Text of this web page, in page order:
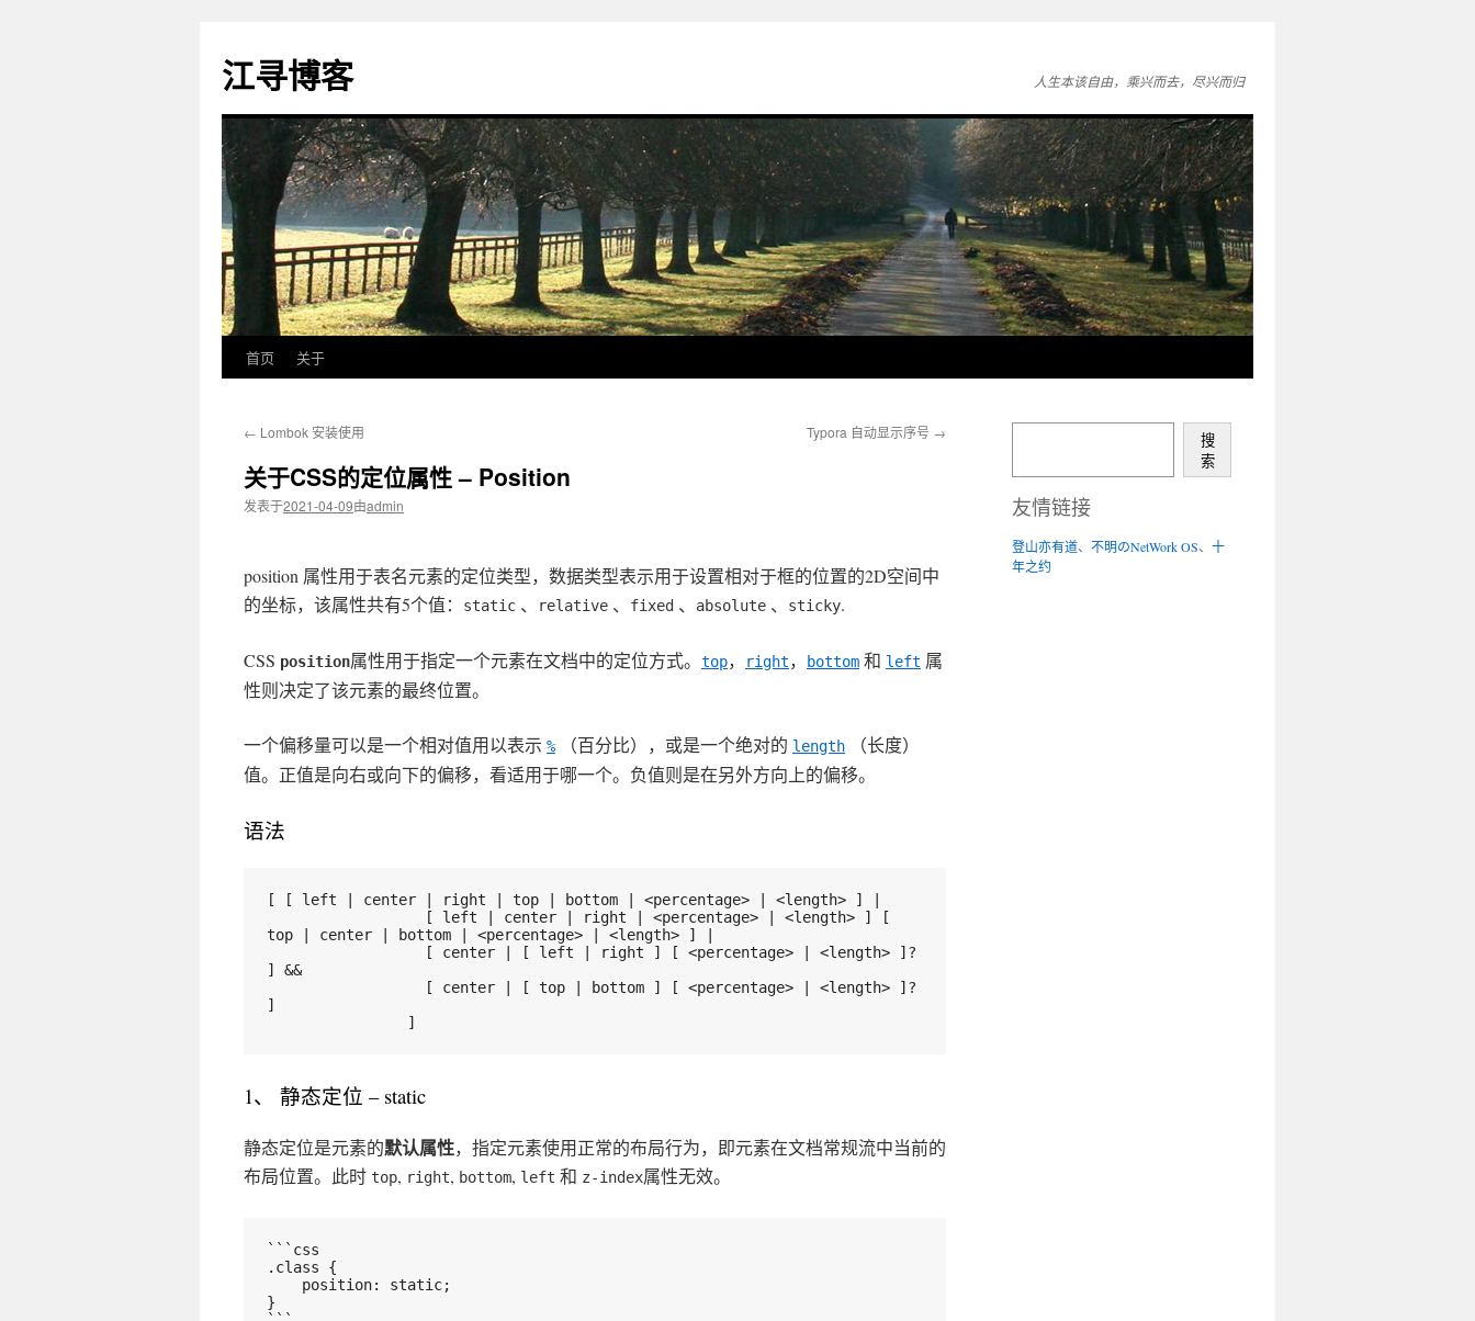
江寻博客 人生本该自由，乘兴而去，尽兴而归
首页 关于
← Lombok 安装使用 Typora 自动显示序号 →
关于CSS的定位属性 – Position
发表于2021-04-09由admin
position 属性用于表名元素的定位类型，数据类型表示用于设置相对于框的位置的2D空间中
的坐标，该属性共有5个值：
static 、 relative 、 fixed 、 absolute 、 sticky.
CSS position属性用于指定一个元素在文档中的定位方式。 top， right， bottom 和 left 属
性则决定了该元素的最终位置。
一个偏移量可以是一个相对值用以表示 %（百分比），或是一个绝对的 length
（长度）
值。正值是向右或向下的偏移，看适用于哪一个。负值则是在另外方向上的偏移。
语法
[ [ left | center | right | top | bottom | <percentage> | <length> ] |
top | center | bottom | <percentage> | <length> ] |
] &&
]
]
1、 静态定位 – static
静态定位是元素的默认属性，指定元素使用正常的布局行为，即元素在文档常规流中当前的
布局位置。此时 top, right, bottom, left 和 z-index属性无效。
```css
.class {
position: static;
}
搜
索
友情链接
登山亦有道、 不明のNetWork OS、 十
年之约